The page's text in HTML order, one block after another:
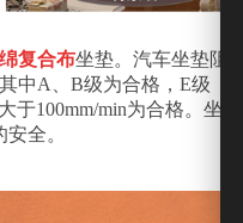
复合布坐垫。汽车坐垫阻
中A、B级为合格，E级
于100mm/min为合格。坐
全。